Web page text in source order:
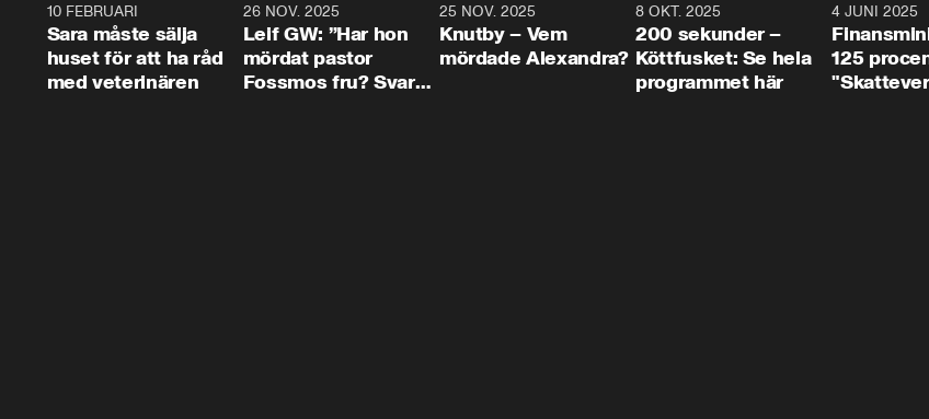
10 FEBRUARI
Sara måste sälja
huset för att ha råd
med veterinären
26 NOV. 2025
Leif GW: ”Har hon
mördat pastor
Fossmos fru? Svar
31:05
25 NOV. 2025
Knutby – Vem
mördade Alexandra?
4:29
8 OKT. 2025
200 sekunder –
Köttfusket: Se hela
programmet här
4 JUNI 2025
125